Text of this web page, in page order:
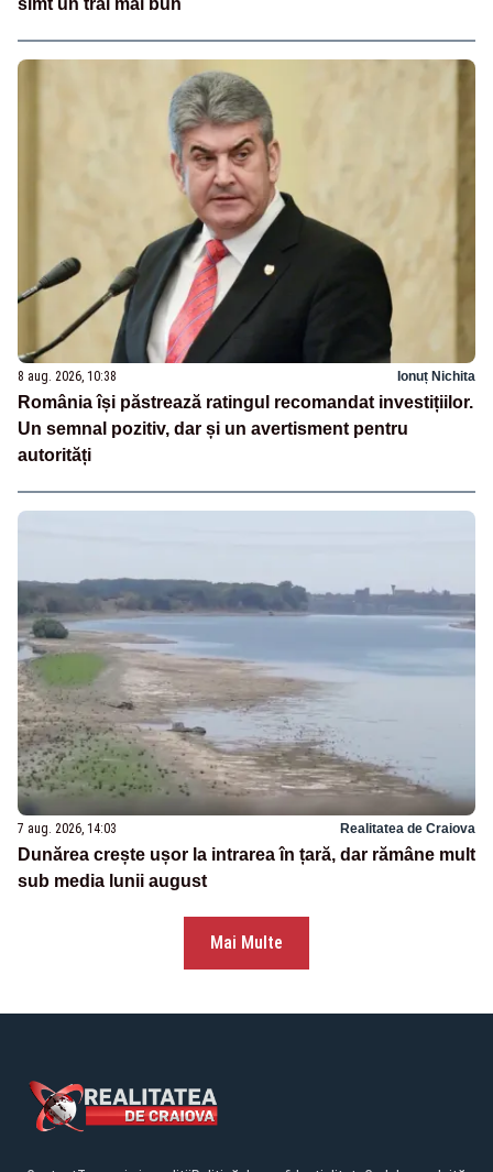
8 aug. 2026, 10:38 Ionuț Nichita
România își păstrează ratingul recomandat investițiilor.
Un semnal pozitiv, dar și un avertisment pentru
autorități
7 aug. 2026, 14:03 Realitatea de Craiova
Dunărea crește ușor la intrarea în țară, dar rămâne mult
sub media lunii august
Mai Multe